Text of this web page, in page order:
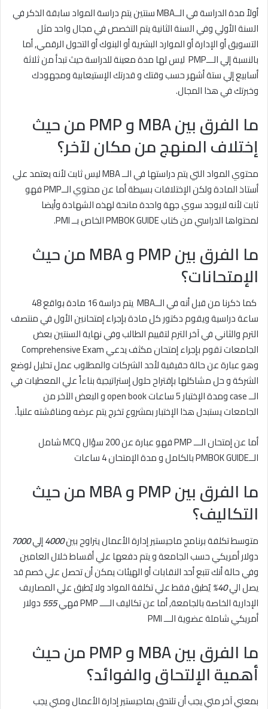
أولاً مدة الدراسة في الــMBA سنتين يتم دراسة المواد سابقة الذكر في
السنة الأولي وفي السنة الثانية يتم التخصص في مجال واحد مثل
التسويق أو الإدارة أو الموارد البشرية أو البنوك أو التحول الرقمي, أما
بالنسبة إلي الـــPMP ليس لها مدة معينة للدراسة حيث تبدأ من ثلاثة
أسابيع إلي ستة أشهر حسب وقتك و قدرتك الإستيعابية ومجهودك
وخبرتك في هذا المجال.
ما الفرق بين MBA و PMP من حيث
إختلاف المنهج من مكان لآخر؟
محتوي المواد التي يتم دراستها في الــ MBA ليس ثابت لأنه يعتمد علي
أستاذ المادة ولكن الإختلافات بسيطة أما عن محتوي الــPMP فهو
ثابت لأنه لايوجد سوي جهة واحدة مانحة لهذه الشهادة وأيضا
لمحتواها الدراسي من كتاب PMBOK GUIDE الخاص بــ PMI.
ما الفرق بين PMP و MBA من حيث
الإمتحانات؟
كما ذكرنا من قبل أنه في الــMBA يتم دراسة 16 مادة بواقع 48
ساعة دراسية ويقوم دكتور كل مادة بإجراء إمتحانين الأول في منتصف
الترم والثاني في آخر الترم لتقييم الطالب وفي نهاية السنتين بعض
الجامعات تقوم بإجراء إمتحان مكثف يدعي Comprehensive Exam
وهو عبارة عن حالة حقيقية لأحد الشركات والمطلوب عمل تحليل لوضع
الشركة و حل مشاكلها بإقتراح حلول إستراتيجية بناءاً علي المعطيات في
الــ case ومدة الإختبار 5 ساعات open book و البعض الآخر من
الجامعات يستبدل هذا الإختبار بمشروع تخرج يتم عرضه ومناقشته علنياً.
أما عن إمتحان الـــ PMP فهو عبارة عن 200 سؤال MCQ شامل
الــPMBOK GUIDE بالكامل و مدة الإمتحان 4 ساعات
ما الفرق بين PMP و MBA من حيث
التكاليف؟
متوسط تكلفة برنامج ماجيستير إدارة الأعمال يتراوح بين4000إلي7000
دولار أمريكي حسب الجامعة و يتم دفعها علي أقساط خلال العامين
وفي حالة أنك تتبع أحد النقابات أو الهيئات يمكن أن تحصل علي خصم قد
يصل الي40% يٌطبق فقط علي تكلفة المواد ولا يٌطبق علي المصاريف
الإدارية الخاصة بالجامعة, أما عن تكاليف الــــ PMP فهي
555دولار
أمريكي شاملة عضوية الـــ PMI
ما الفرق بين MBA و PMP من حيث
أهمية الإلتحاق والفوائد؟
بمعني آخر متي يجب أن تلتحق بماجيستير إدارة الأعمال ومتي يجب